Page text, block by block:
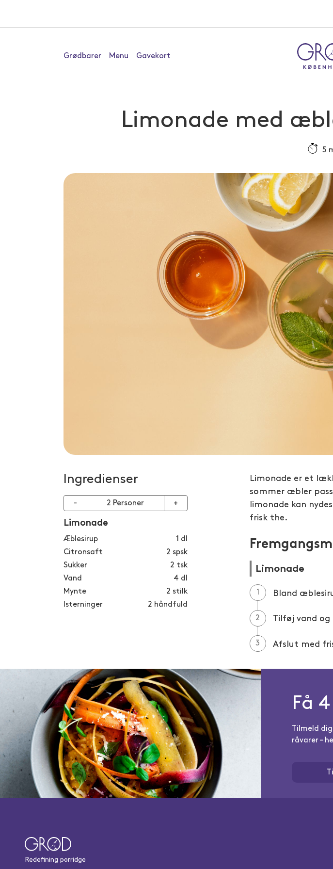
Grødbarer Menu Gavekort
Limonade med
5
Limonade er et
sommer æbler
limonade kan
frisk the.
Ingredienser
- 2 Personer +
Limonade
Æblesirup 1 dl
Citronsaft
2 spsk
Sukker
2 tsk
Vand
4 dl
Mynte
2 stilk
Isterninger
2 håndfuld
Limonade
Bland
Tilføj vand
Afslut med
Få
Tilmeld
råvarer –
Redefining porridge